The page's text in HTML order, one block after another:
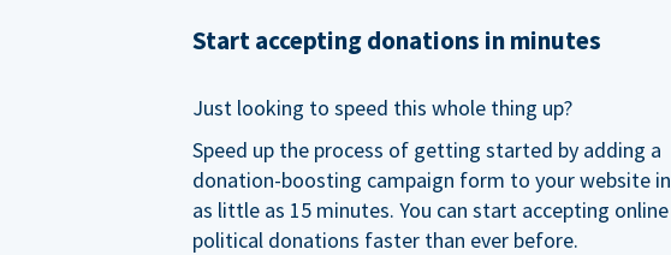
Start accepting donations in minutes
Just looking to speed this whole thing up?
Speed up the process of getting started by adding a
donation-boosting campaign form to your website in
as little as 15 minutes. You can start accepting online
political donations faster than ever before.